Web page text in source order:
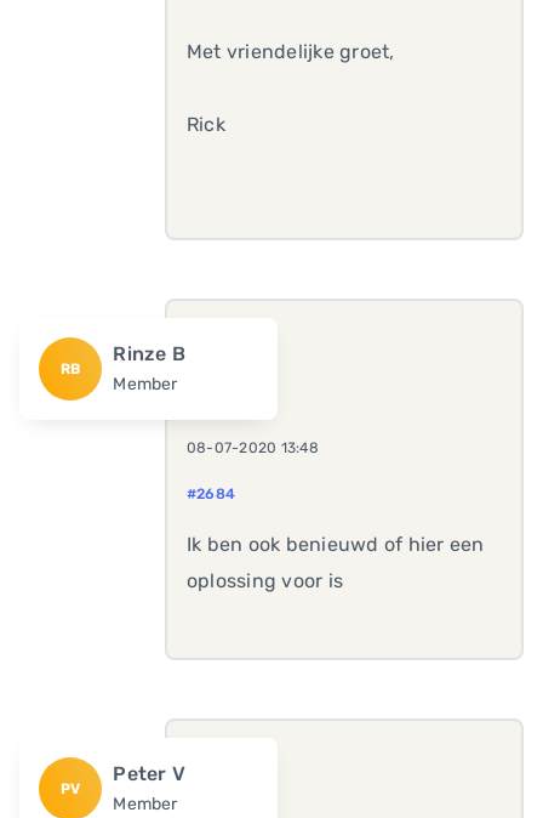
Met vriendelijke groet,
Rick
RB
Rinze B
Member
08-07-2020 13:48
#2684
Ik ben ook benieuwd of hier een
oplossing voor is
PV
Peter V
Member